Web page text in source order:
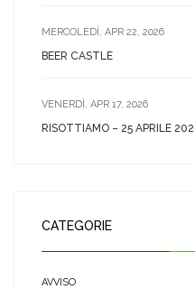
MERCOLEDÌ, APR 22, 2026
BEER CASTLE
VENERDÌ, APR 17, 2026
RISOTTIAMO – 25 APRILE
CATEGORIE
AVVISO